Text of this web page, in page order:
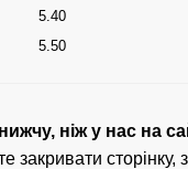
5.40
5.50
ніж у нас на
закривати сторінку,